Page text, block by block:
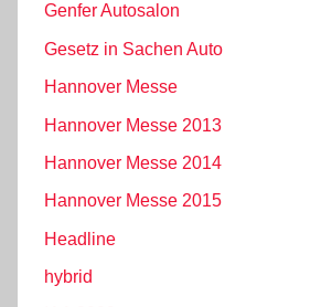
Genfer Autosalon
Gesetz in Sachen Auto
Hannover Messe
Hannover Messe 2013
Hannover Messe 2014
Hannover Messe 2015
Headline
hybrid